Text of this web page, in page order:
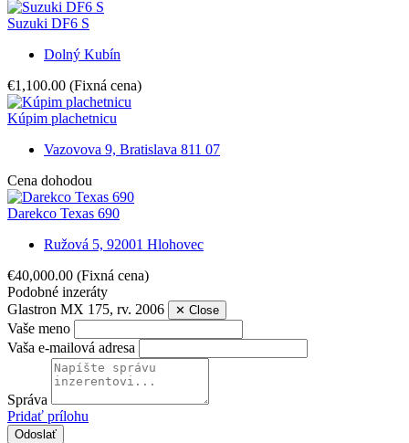
Suzuki DF6 S
Dolný Kubín
€1,100.00 (Fixná cena)
Kúpim plachetnicu
Vazovova 9, Bratislava 811 07
Cena dohodou
Darekco Texas 690
Ružová 5, 92001 Hlohovec
€40,000.00 (Fixná cena)
Podobné inzeráty
Glastron MX 175, rv. 2006
✕ Close
Vaše meno
Vaša e-mailová adresa
Správa
Pridať prílohu
Odoslať